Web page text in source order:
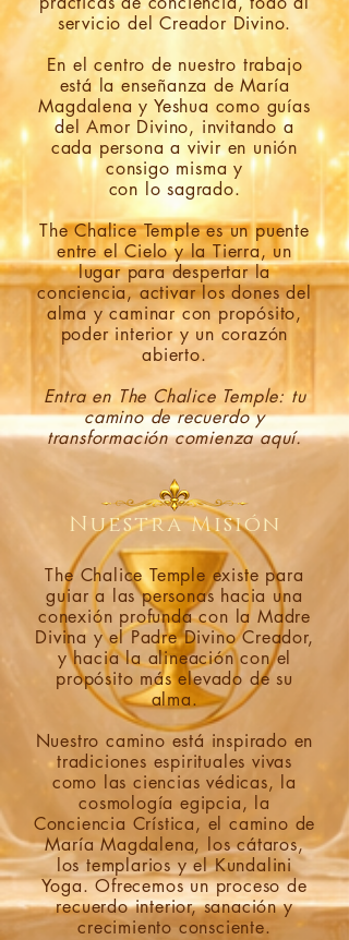
servicio del Creador Divino.
En el centro de nuestro trabajo
está la enseñanza de María
Magdalena y Yeshua como guías
del Amor Divino, invitando a
cada persona a vivir en unión
consigo misma y
con lo sagrado.
The Chalice Temple es un puente
entre el Cielo y la Tierra, un
lugar para despertar la
conciencia, activar los dones del
alma y caminar con propósito,
poder interior y un corazón
abierto.
Entra en The Chalice Temple: tu
camino de recuerdo y
transformación comienza aquí.
Nuestra Misión
The Chalice Temple existe para
guiar a las personas hacia una
conexión profunda con la Madre
Divina y el Padre Divino Creador,
y hacia la alineación con el
propósito más elevado de su
alma.
Nuestro camino está inspirado en
tradiciones espirituales vivas
como las ciencias védicas, la
cosmología egipcia, la
Conciencia Crística, el camino de
María Magdalena, los cátaros,
los templarios y el Kundalini
Yoga. Ofrecemos un proceso de
recuerdo interior, sanación y
crecimiento consciente.